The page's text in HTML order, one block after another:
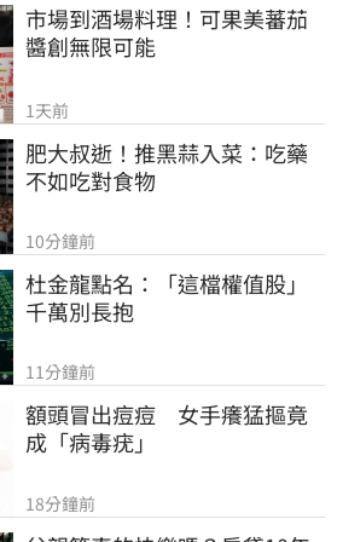
市場到酒場料理！可果美蕃茄
醬創無限可能
1天前
肥大叔逝！推黑蒜入菜：吃藥
不如吃對食物
10分鐘前
杜金龍點名：「這檔權值股」
千萬別長抱
11分鐘前
額頭冒出痘痘　女手癢猛摳竟
成「病毒疣」
18分鐘前